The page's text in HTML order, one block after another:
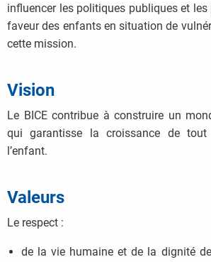
influencer les politiques publiques et les
faveur des enfants en situation de
cette mission.
Vision
Le BICE contribue à construire un
qui garantisse la croissance de
l’enfant.
Valeurs
Le respect :
de la vie humaine et de la dignité